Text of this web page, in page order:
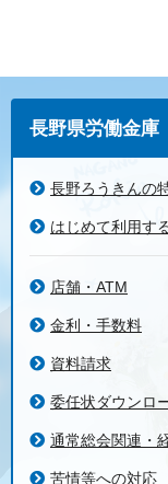
長野県労働金庫
長野ろうきんの
はじめて利用す
店舗・ATM
金利・手数料
資料請求
委任状ダウンロ
通常総会関連・
苦情等への対応